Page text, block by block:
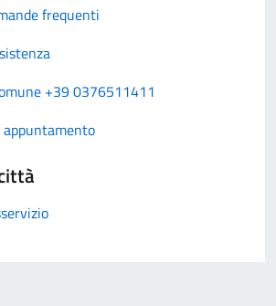
frequenti
+39 0376511411